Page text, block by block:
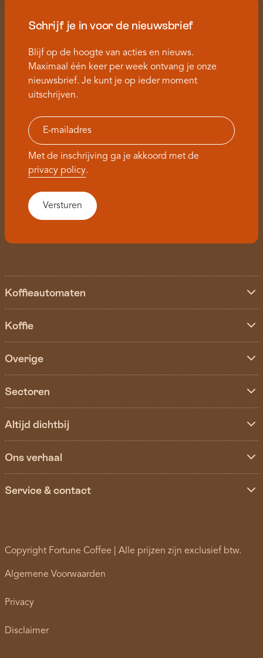
Schrijf je in voor de nieuwsbrief
Blijf op de hoogte van acties en nieuws.
Maximaal één keer per week ontvang je onze
nieuwsbrief. Je kunt je op ieder moment
uitschrijven.
Met de inschrijving ga je akkoord met de
privacy policy.
Koffieautomaten
Koffie
Overige
Sectoren
Altijd dichtbij
Ons verhaal
Service & contact
Copyright Fortune Coffee | Alle prijzen zijn exclusief btw.
Algemene Voorwaarden
Privacy
Disclaimer